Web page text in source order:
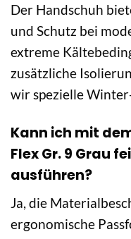
Der Handschuh
und Schutz bei
extreme
zusätzliche
wir spezielle
Kann ich mit
Flex Gr. 9 Grau
ausführen?
Ja, die
ergonomische